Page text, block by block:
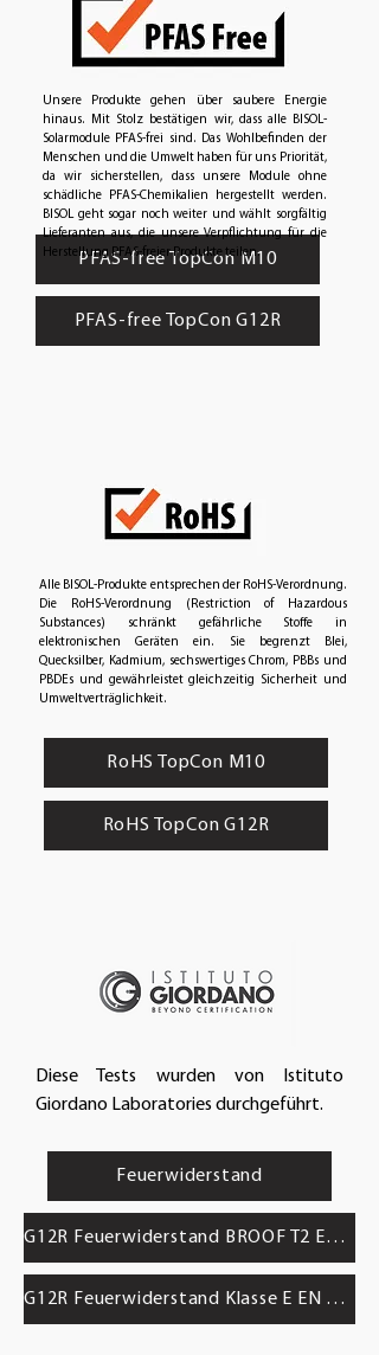
PFAS-free TopCon M10
PFAS-free TopCon G12R
Unsere Produkte gehen über saubere Energie
hinaus. Mit Stolz bestätigen wir, dass alle BISOL-
Solarmodule PFAS-frei sind. Das Wohlbefinden der
Menschen und die Umwelt haben für uns Priorität,
da wir sicherstellen, dass unsere Module ohne
schädliche PFAS-Chemikalien hergestellt werden.
BISOL geht sogar noch weiter und wählt sorgfältig
Lieferanten aus, die unsere Verpflichtung für die
Herstellung PFAS-freier Produkte teilen.
Alle BISOL-Produkte entsprechen der RoHS-Verordnung.
Die RoHS-Verordnung (Restriction of Hazardous
Substances) schränkt gefährliche Stoffe in
elektronischen Geräten ein. Sie begrenzt Blei,
Quecksilber, Kadmium, sechswertiges Chrom, PBBs und
PBDEs und gewährleistet gleichzeitig Sicherheit und
Umweltverträglichkeit.
RoHS TopCon M10
RoHS TopCon G12R
Diese Tests wurden von Istituto
Giordano Laboratories durchgeführt.
Feuerwiderstand
G12R Feuerwiderstand BROOF T2 EN 13501-5
G12R Feuerwiderstand Klasse E EN 13501-1